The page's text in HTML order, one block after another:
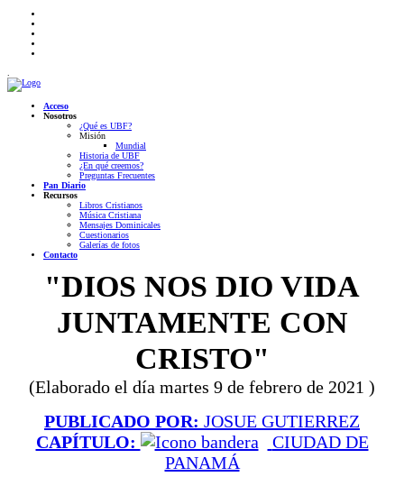
Acceso
Nosotros
¿Qué es UBF?
Misión
Mundial
Historia de UBF
¿En qué creemos?
Preguntas Frecuentes
Pan Diario
Recursos
Libros Cristianos
Música Cristiana
Mensajes Dominicales
Cuestionarios
Galerías de fotos
Contacto
"DIOS NOS DIO VIDA
JUNTAMENTE CON
CRISTO"
(Elaborado el día martes 9 de febrero de 2021 )
PUBLICADO POR: JOSUE GUTIERREZ
CAPÍTULO:
CIUDAD DE
PANAMÁ